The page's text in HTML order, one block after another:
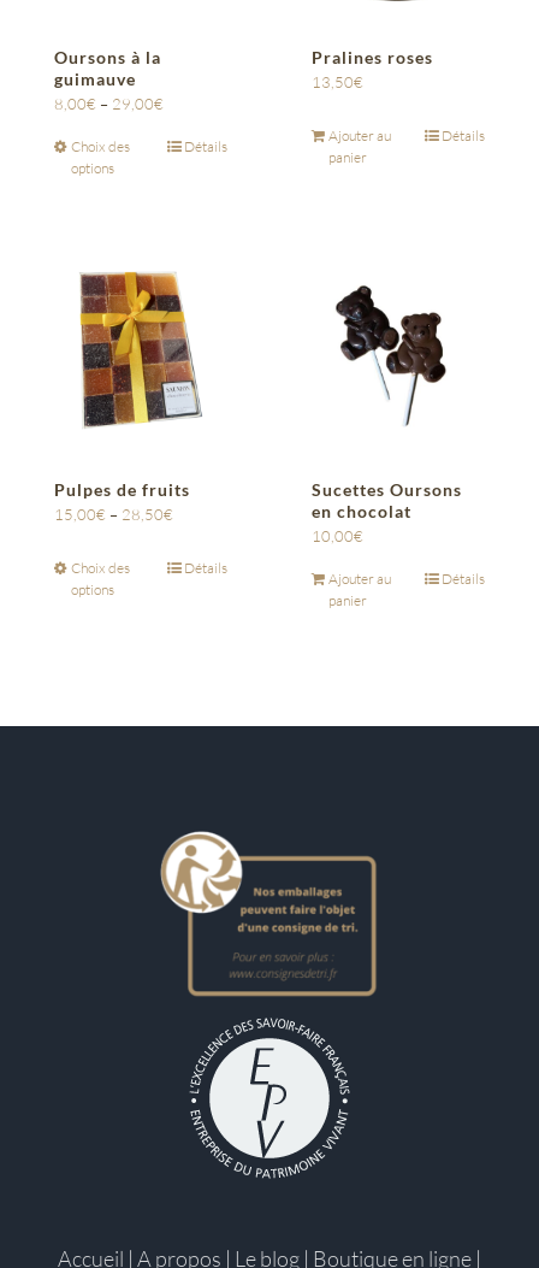
Oursons à la
guimauve
8,00€ – 29,00€
Choix des
options
Détails
Pralines roses
13,50€
Ajouter au
panier
Détails
Pulpes de fruits
15,00€ – 28,50€
Choix des
options
Détails
Sucettes Oursons
en chocolat
10,00€
Ajouter au
panier
Détails
Accueil | A propos | Le blog | Boutique en ligne |